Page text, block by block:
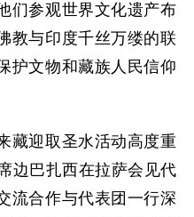
们参观世界文化遗产布
教与印度千丝万缕的联
护文物和藏族人民信仰
迎取圣水活动高度重
边巴扎西在拉萨会见代
流合作与代表团一行深